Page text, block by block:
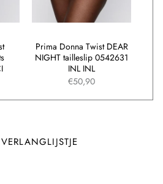
Prima Donna Twist DEAR
NIGHT tailleslip 0542631
INL INL
€50,90